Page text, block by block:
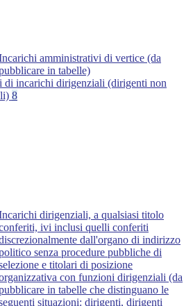
amministrativi di vertice (da
in tabelle)
di incarichi dirigenziali (dirigenti non
8
dirigenziali, a qualsiasi titolo
ivi inclusi quelli conferiti
dall'organo di indirizzo
senza procedure pubbliche di
e titolari di posizione
con funzioni dirigenziali (da
in tabelle che distinguano le
situazioni: dirigenti, dirigenti